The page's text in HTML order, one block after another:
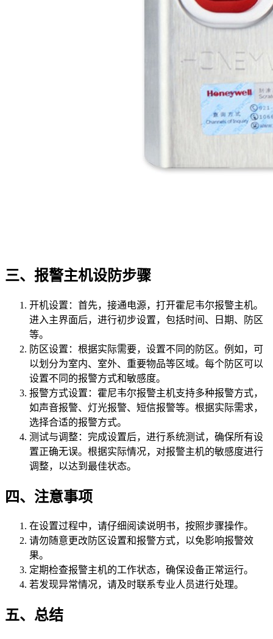
三、报警主机设防步骤
开机设置：首先，接通电源，打开霍尼韦尔报警主机。
进入主界面后，进行初步设置，包括时间、日期、防区
等。
防区设置：根据实际需要，设置不同的防区。例如，可
以划分为室内、室外、重要物品等区域。每个防区可以
设置不同的报警方式和敏感度。
报警方式设置：霍尼韦尔报警主机支持多种报警方式，
如声音报警、灯光报警、短信报警等。根据实际需求，
选择合适的报警方式。
测试与调整：完成设置后，进行系统测试，确保所有设
置正确无误。根据实际情况，对报警主机的敏感度进行
调整，以达到最佳状态。
四、注意事项
在设置过程中，请仔细阅读说明书，按照步骤操作。
请勿随意更改防区设置和报警方式，以免影响报警效
果。
定期检查报警主机的工作状态，确保设备正常运行。
若发现异常情况，请及时联系专业人员进行处理。
五、总结